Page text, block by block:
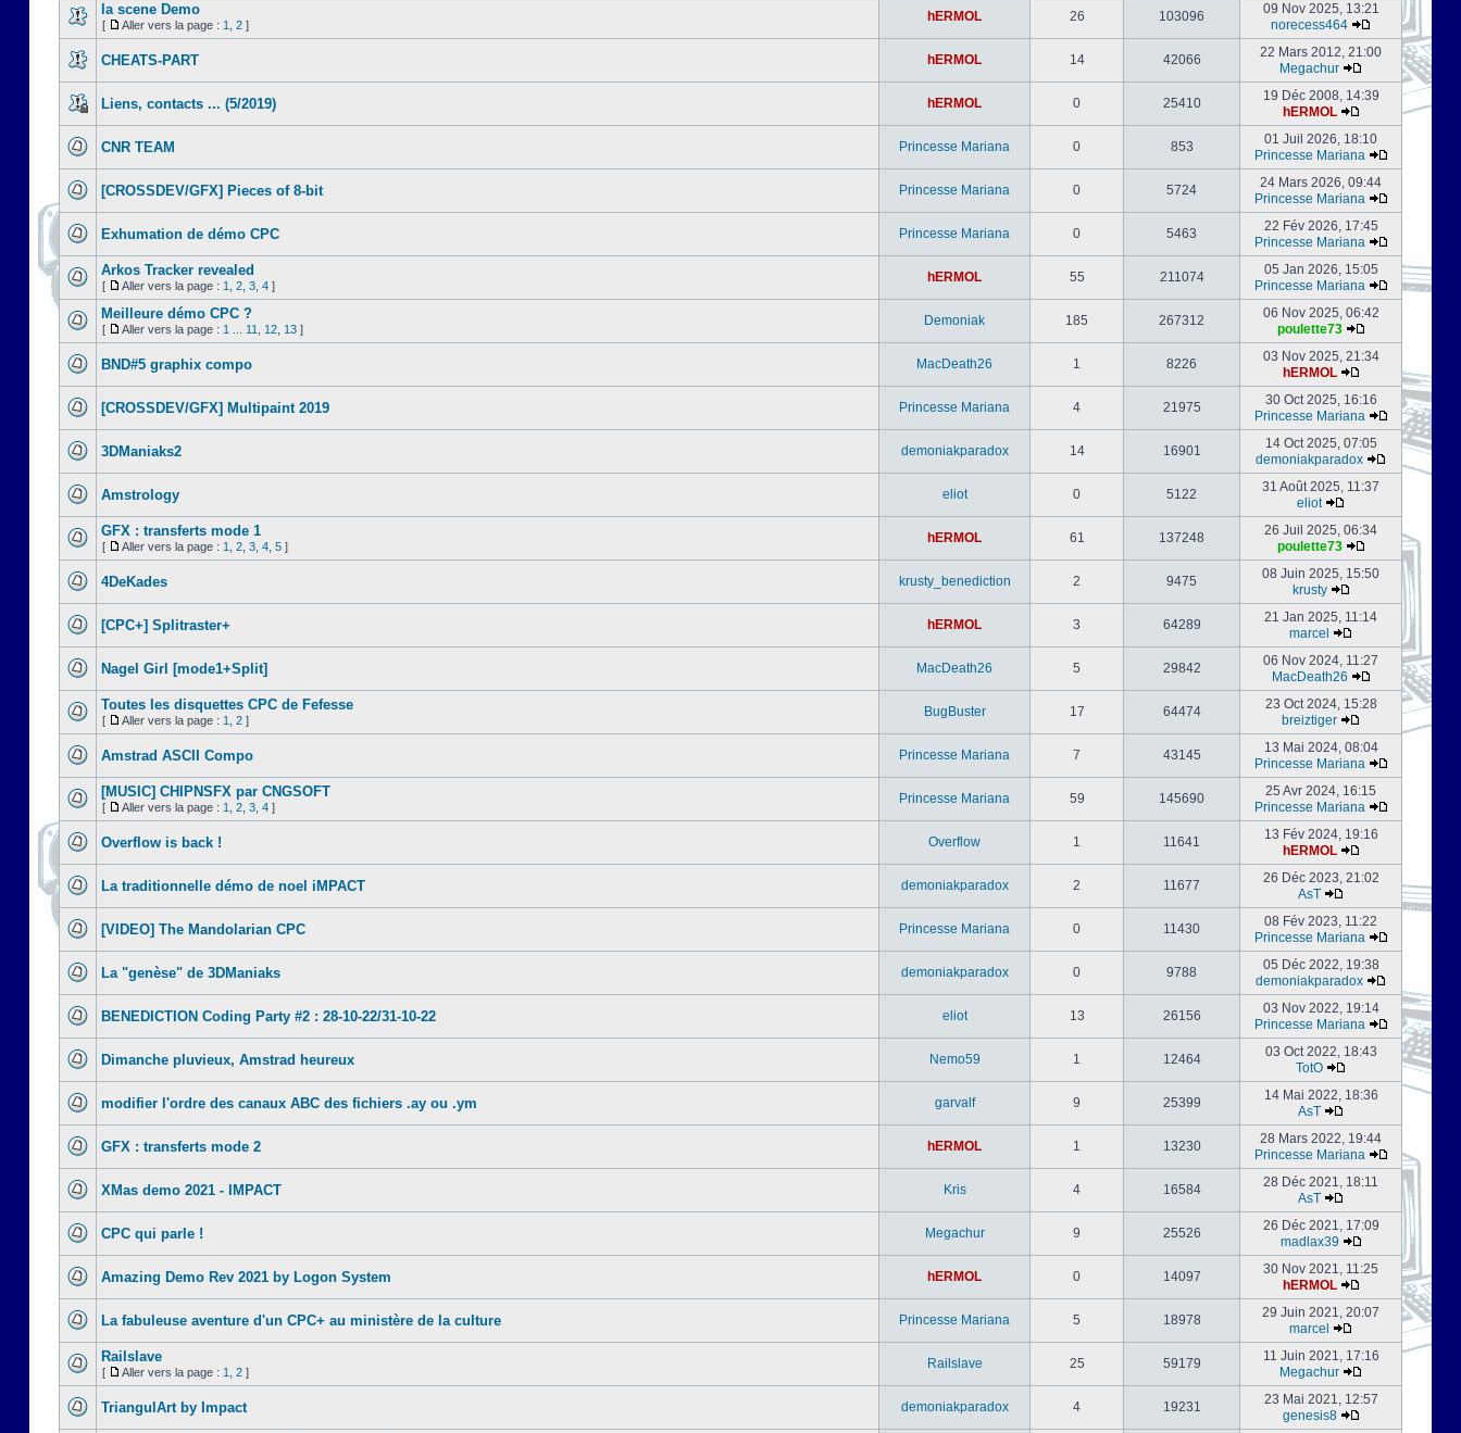
la scene Demo
[ Aller vers la page : 1 2 ]
hERMOL 26 103096
09 Nov 2025, 13:21
norecess464
CHEATS-PART hERMOL 14 42066
22 Mars 2012, 21:00
Megachur
Liens, contacts ... (5/2019) hERMOL 0 25410
19 Déc 2008, 14:39
hERMOL
CNR TEAM Princesse Mariana 0 853
01 Juil 2026, 18:10
Princesse Mariana
[CROSSDEV/GFX] Pieces of 8-bit Princesse Mariana 0 5724
24 Mars 2026, 09:44
Princesse Mariana
Exhumation de démo CPC Princesse Mariana 0 5463
22 Fév 2026, 17:45
Princesse Mariana
Arkos Tracker revealed
[ Aller vers la page : 1 2 3 4 ]
hERMOL 55 211074
05 Jan 2026, 15:05
Princesse Mariana
Meilleure démo CPC ?
[ Aller vers la page : 1 11 12 13 ]
Demoniak 185 267312
06 Nov 2025, 06:42
poulette73
BND#5 graphix compo MacDeath26 1 8226
03 Nov 2025, 21:34
hERMOL
[CROSSDEV/GFX] Multipaint 2019 Princesse Mariana 4 21975
30 Oct 2025, 16:16
Princesse Mariana
3DManiaks2 demoniakparadox 14 16901
14 Oct 2025, 07:05
demoniakparadox
Amstrology eliot 0 5122
31 Août 2025, 11:37
eliot
GFX : transferts mode 1
[ Aller vers la page : 1 2 3 4 5 ]
hERMOL 61 137248
26 Juil 2025, 06:34
poulette73
4DeKades krusty_benediction 2 9475
08 Juin 2025, 15:50
krusty
[CPC+] Splitraster+ hERMOL 3 64289
21 Jan 2025, 11:14
marcel
Nagel Girl [mode1+Split] MacDeath26 5 29842
06 Nov 2024, 11:27
MacDeath26
Toutes les disquettes CPC de Fefesse
[ Aller vers la page : 1 2 ]
BugBuster 17 64474
23 Oct 2024, 15:28
breiztiger
Amstrad ASCII Compo Princesse Mariana 7 43145
13 Mai 2024, 08:04
Princesse Mariana
[MUSIC] CHIPNSFX par CNGSOFT
[ Aller vers la page : 1 2 3 4 ]
Princesse Mariana 59 145690
25 Avr 2024, 16:15
Princesse Mariana
Overflow is back ! Overflow 1 11641
13 Fév 2024, 19:16
hERMOL
La traditionnelle démo de noel iMPACT demoniakparadox 2 11677
26 Déc 2023, 21:02
AsT
[VIDEO] The Mandolarian CPC Princesse Mariana 0 11430
08 Fév 2023, 11:22
Princesse Mariana
La "genèse" de 3DManiaks demoniakparadox 0 9788
05 Déc 2022, 19:38
demoniakparadox
BENEDICTION Coding Party #2 : 28-10-22/31-10-22 eliot 13 26156
03 Nov 2022, 19:14
Princesse Mariana
Dimanche pluvieux, Amstrad heureux Nemo59 1 12464
03 Oct 2022, 18:43
TotO
modifier l'ordre des canaux ABC des fichiers .ay ou .ym garvalf 9 25399
14 Mai 2022, 18:36
AsT
GFX : transferts mode 2 hERMOL 1 13230
28 Mars 2022, 19:44
Princesse Mariana
XMas demo 2021 - IMPACT Kris 4 16584
28 Déc 2021, 18:11
AsT
CPC qui parle ! Megachur 9 25526
26 Déc 2021, 17:09
madlax39
Amazing Demo Rev 2021 by Logon System hERMOL 0 14097
30 Nov 2021, 11:25
hERMOL
La fabuleuse aventure d'un CPC+ au ministère de la culture Princesse Mariana 5 18978
29 Juin 2021, 20:07
marcel
Railslave
[ Aller vers la page : 1 2 ]
Railslave 25 59179
11 Juin 2021, 17:16
Megachur
TriangulArt by Impact demoniakparadox 4 19231
23 Mai 2021, 12:57
genesis8